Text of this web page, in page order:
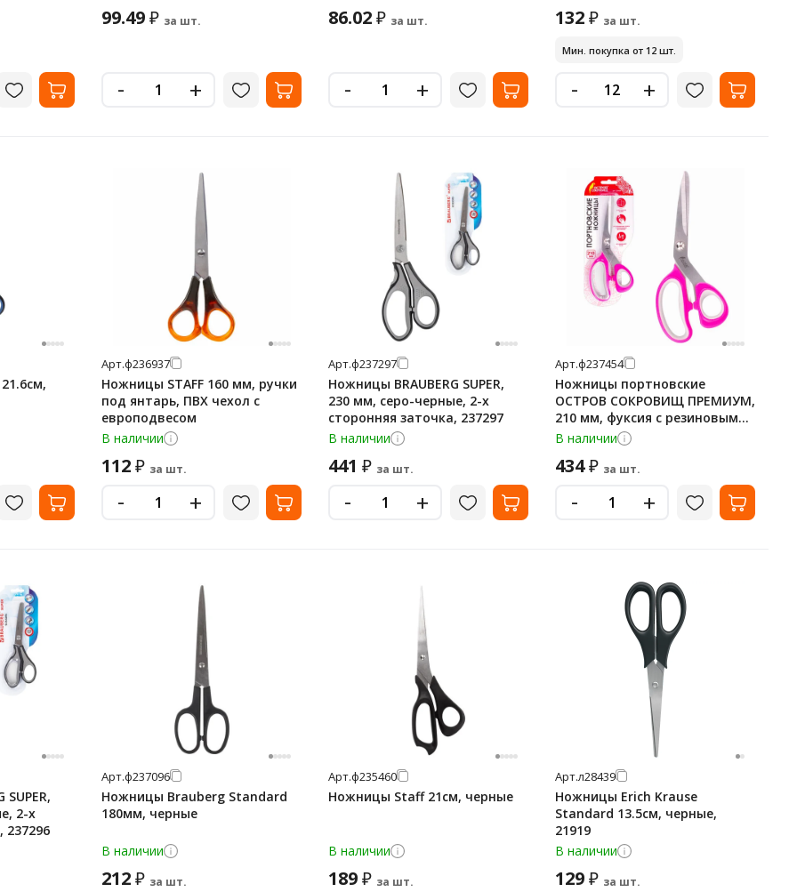
99.49₽ за шт.
- +
86.02₽ за шт.
- +
132₽ за шт.
Мин. покупка от 12 шт.
- +
Арт.ф236937
Ножницы STAFF 160 мм, ручки
под янтарь, ПВХ чехол с
европодвесом
В наличии
112₽ за шт.
- +
Арт.ф237297
Ножницы BRAUBERG SUPER,
230 мм, серо-черные, 2-х
сторонняя заточка, 237297
В наличии
441 ₽ за шт.
- +
Арт.ф237454
Ножницы портновские
ОСТРОВ СОКРОВИЩ ПРЕМИУМ,
210 мм, фуксия с резиновыми
серыми вставками, 237454
В наличии
434₽ за шт.
- +
2-х
237296
Арт.ф237096
Ножницы Brauberg Standard
180мм, черные
В наличии
212₽ за шт.
Арт.ф235460
Ножницы Staff 21см, черные
В наличии
189₽ за шт.
Арт.л28439
Ножницы Erich Krause
Standard 13.5см, черные,
21919
В наличии
129₽ за шт.